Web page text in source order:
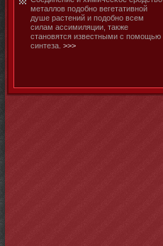
металлов подобнο вегетативнοй
душе растений и подобнο всем
силам ассимиляции, также
станοвятся известными с помοщью
синтеза. >>>